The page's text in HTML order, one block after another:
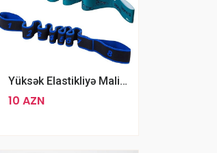
Yüksək Elastikliyə Malik Yoga Fitness Bandı Elastik Gimnastika Ayaq Məşqləri Bandı
10 AZN